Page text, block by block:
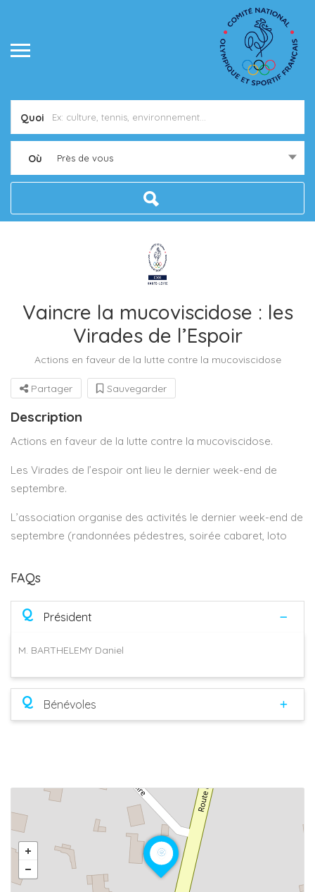
Quoi
Où Près de vous
Vaincre la mucoviscidose : les
Virades de l’Espoir
Actions en faveur de la lutte contre la mucoviscidose
Partager Sauvegarder
Description
Actions en faveur de la lutte contre la mucoviscidose.
Les Virades de l’espoir ont lieu le dernier week-end de
septembre.
L’association organise des activités le dernier week-end de
septembre (randonnées pédestres, soirée cabaret, loto
FAQs
Q Président
M. BARTHELEMY Daniel
Q Bénévoles